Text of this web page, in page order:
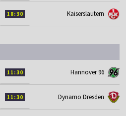
18:30 Kaiserslautern
11:30 Hannover 96
11:30 Dynamo Dresden